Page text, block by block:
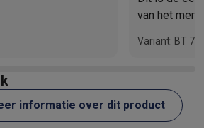
van het
van de
Variant: BT
informatie over dit product